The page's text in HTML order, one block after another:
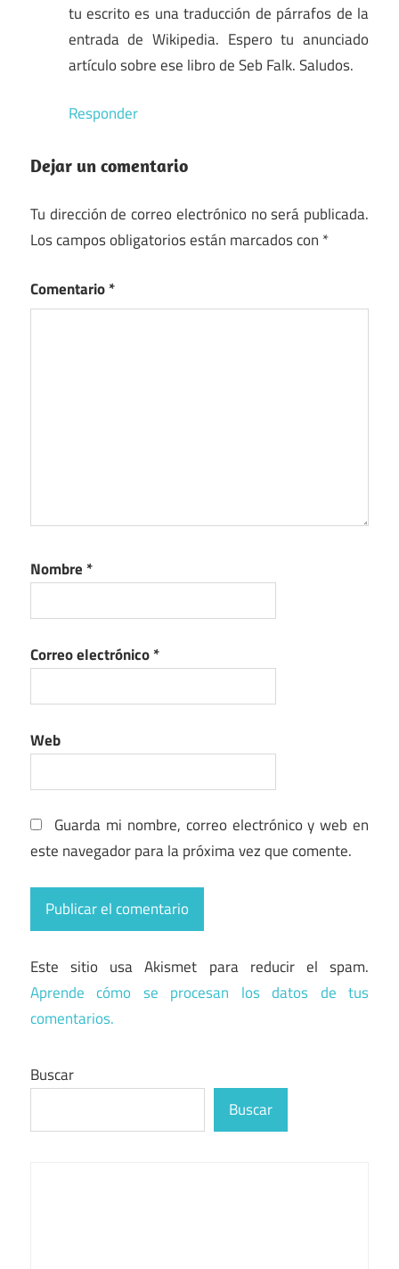
tu escrito es una traducción de párrafos de la
entrada de Wikipedia. Espero tu anunciado
artículo sobre ese libro de Seb Falk. Saludos.
Responder
Dejar un comentario
Tu dirección de correo electrónico no será publicada.
Los campos obligatorios están marcados con *
Comentario*
Nombre *
Correo electrónico*
Web
Guarda mi nombre, correo electrónico y web en
este navegador para la próxima vez que comente.
Este sitio usa Akismet para reducir el spam.
Aprende cómo se procesan los datos de tus
comentarios.
Buscar
Buscar